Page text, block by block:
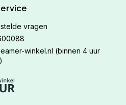
vragen
winkel.nl (binnen 4 uur